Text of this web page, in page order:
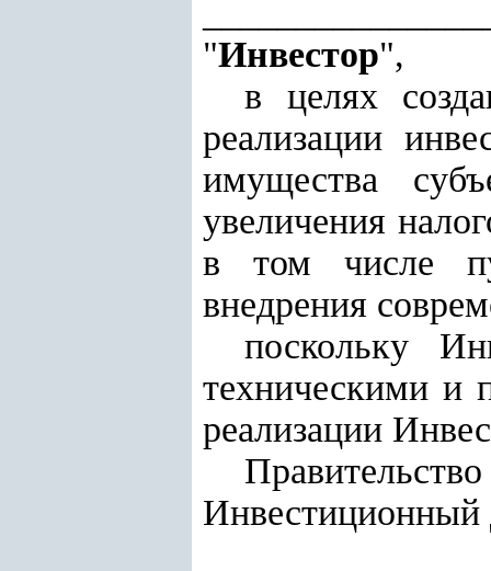
"Инвестор",
в целях
реализации
имущества
увеличения
в том числе
внедрения
поскольку
техническими и
реализации